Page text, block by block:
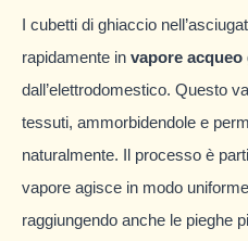
I cubetti di ghiaccio
rapidamente in vapore acqueo
dall’elettrodomestico. Questo
tessuti, ammorbidendole e
naturalmente. Il processo è
vapore agisce in modo
raggiungendo anche le pieghe